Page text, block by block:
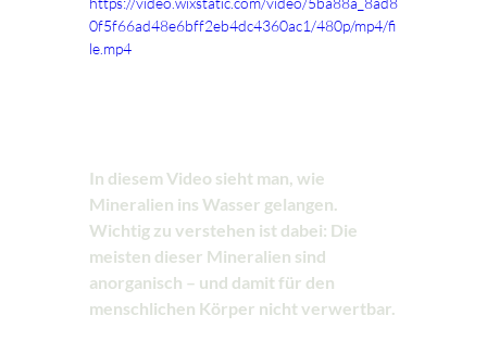
0f5f66ad48e6bff2eb4dc4360ac1/480p/mp4/fi
le.mp4
In diesem Video sieht man, wie
Mineralien ins Wasser gelangen.
Wichtig zu verstehen ist dabei: Die
meisten dieser Mineralien sind
anorganisch – und damit für den
menschlichen Körper nicht verwertbar.